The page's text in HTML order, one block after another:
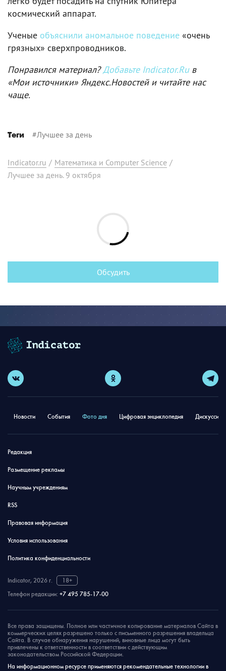
космический аппарат.
Ученые объяснили аномальное поведение «очень
грязных» сверхпроводников.
Понравился материал?Добавьте Indicator.Ruв
«Мои источники» Яндекс.Новостей и читайте нас
чаще.
Теги #Лучшее за день
Indicator.ru / Математика и Computer Science /
Лучшее за день. 9 октября
Обсудить
Новости События Фото дня Цифровая энциклопедия
Редакция
Размещение рекламы
Научным учреждениям
RSS
Правовая информация
Условия использования
Политика конфиденциальности
Indicator, 2026 г.
18+
Телефон редакции: +7 495 785-17-00
Все права защищены. Полное или частичное копирование материалов Сайта в
коммерческих целях разрешено только с письменного разрешения владельца
Сайта. В случае обнаружения нарушений, виновные лица могут быть
привлечены к ответственности в соответствии с действующим
законодательством Российской Федерации.
На информационном ресурсе применяются рекомендательные технологии в